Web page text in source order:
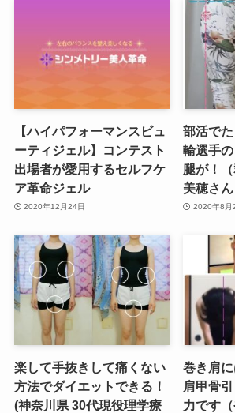
【ハイパフォーマンスビュ
ーティジェル】コンテスト
出場者が愛用するセルフケ
ア革命ジェル
2020年12月24日
部活で
輪選手
腿が！
美穂さん
2020年8月
楽して手抜きして痛くない
方法でダイエットできる！
(神奈川県 30代現役理学療
巻き肩
肩甲骨
力です